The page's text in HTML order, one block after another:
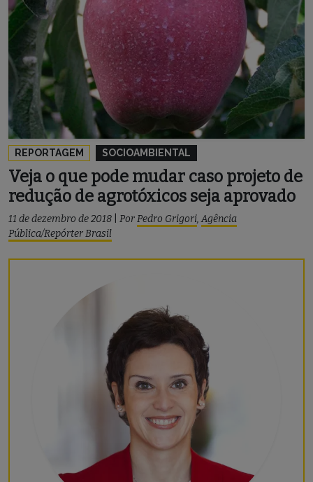
REPORTAGEM SOCIOAMBIENTAL
Veja o que pode mudar caso projeto de
redução de agrotóxicos seja aprovado
11 de dezembro de 2018 PorPedro Grigori,Agência
Pública/Repórter Brasil